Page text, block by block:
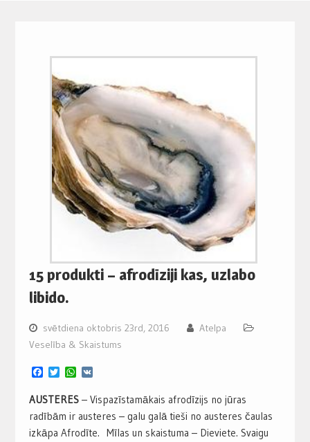
15 produkti – afrodīziji kas, uzlabo
libido.
svētdiena oktobris 23rd, 2016
Atelpa
Veselība & Skaistums
Facebook
TwitterWhatsApp
VK
AUSTERES– Vispazīstamākais afrodīzijs no jūras
radībām ir austeres – galu galā tieši no austeres čaulas
izkāpa Afrodīte. Mīlas un skaistuma – Dieviete. Svaigu